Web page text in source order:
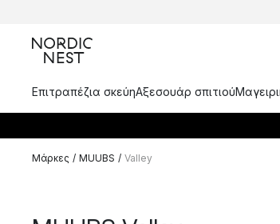
Επιτραπέζια σκεύηΑξεσουάρ σπιτιού
Μάρκες / MUUBS / Valley